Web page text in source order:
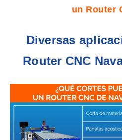
un Router
Diversas
Router CNC